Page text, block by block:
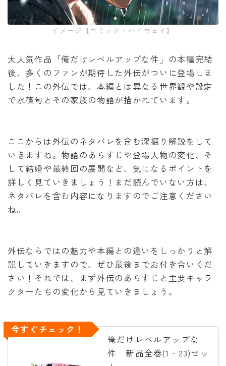
イメージ【コミック・ハイウェイ】
大人気作品「俺だけレベルアップな件」の本編完結
後、多くのファンが期待した外伝がついに登場しま
した！この外伝では、本編とは異なる世界観や設定
で水篠旬とその家族の物語が描かれています。
ここからは外伝のネタバレを含む深掘り解説をして
いきますね。物語のあらすじや登場人物の変化、そ
して結婚や最終回の展開など、気になるポイントを
詳しく見ていきましょう！まだ読んでいない方は、
ネタバレを含む内容になりますのでご注意ください
ね。
外伝ならではの魅力や本編との違いをしっかりと解
説していきますので、ぜひ最後までお付き合いくだ
さい！それでは、まず外伝のあらすじと主要キャラ
クターたちの変化から見ていきましょう。
俺だけレベルアップな
件 新品全巻(1‐23)セッ
今すぐチェック！